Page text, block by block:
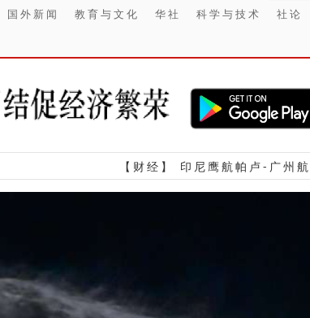
国外新闻 教育与文化 华社 科学与技术 社论
【财经】 印尼鹰航帕卢-广州航线首航